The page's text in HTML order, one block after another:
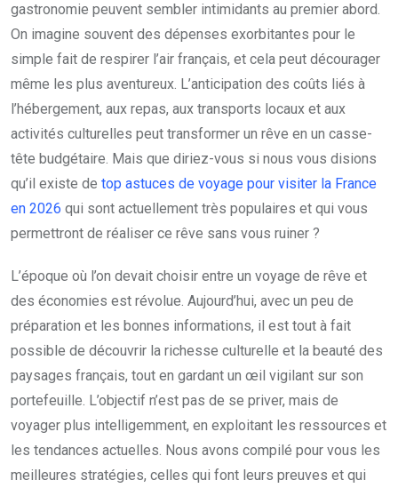
gastronomie peuvent sembler intimidants au premier abord.
On imagine souvent des dépenses exorbitantes pour le
simple fait de respirer l’air français, et cela peut décourager
même les plus aventureux. L’anticipation des coûts liés à
l’hébergement, aux repas, aux transports locaux et aux
activités culturelles peut transformer un rêve en un casse-
tête budgétaire. Mais que diriez-vous si nous vous disions
qu’il existe de top astuces de voyage pour visiter la France
en 2026 qui sont actuellement très populaires et qui vous
permettront de réaliser ce rêve sans vous ruiner ?
L’époque où l’on devait choisir entre un voyage de rêve et
des économies est révolue. Aujourd’hui, avec un peu de
préparation et les bonnes informations, il est tout à fait
possible de découvrir la richesse culturelle et la beauté des
paysages français, tout en gardant un œil vigilant sur son
portefeuille. L’objectif n’est pas de se priver, mais de
voyager plus intelligemment, en exploitant les ressources et
les tendances actuelles. Nous avons compilé pour vous les
meilleures stratégies, celles qui font leurs preuves et qui